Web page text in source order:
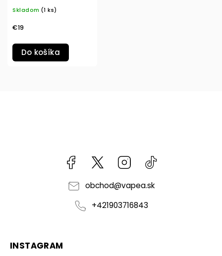
Skladom (1 ks)
€19
Do košíka
Facebook kzifcak85131Instagram
obchod@vapea.sk
+421903716843
INSTAGRAM